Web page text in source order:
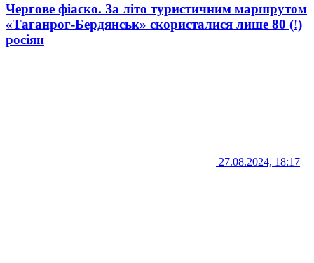
Чергове фіаско. За літо туристичним маршрутом
«Таганрог-Бердянськ» скористалися лише 80 (!)
росіян
27.08.2024, 18:17